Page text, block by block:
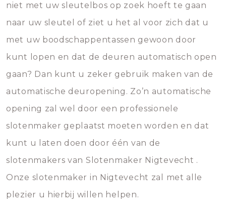
niet met uw sleutelbos op zoek hoeft te gaan
naar uw sleutel of ziet u het al voor zich dat u
met uw boodschappentassen gewoon door
kunt lopen en dat de deuren automatisch open
gaan? Dan kunt u zeker gebruik maken van de
automatische deuropening. Zo’n automatische
opening zal wel door een professionele
slotenmaker geplaatst moeten worden en dat
kunt u laten doen door één van de
slotenmakers van Slotenmaker Nigtevecht .
Onze slotenmaker in Nigtevecht zal met alle
plezier u hierbij willen helpen.